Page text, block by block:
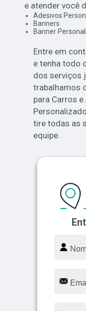
e atender você
Adesivos
Banners
Banner
Entre em
e tenha todo
dos serviços
trabalhamos
para Carros
tire todas as
equipe.